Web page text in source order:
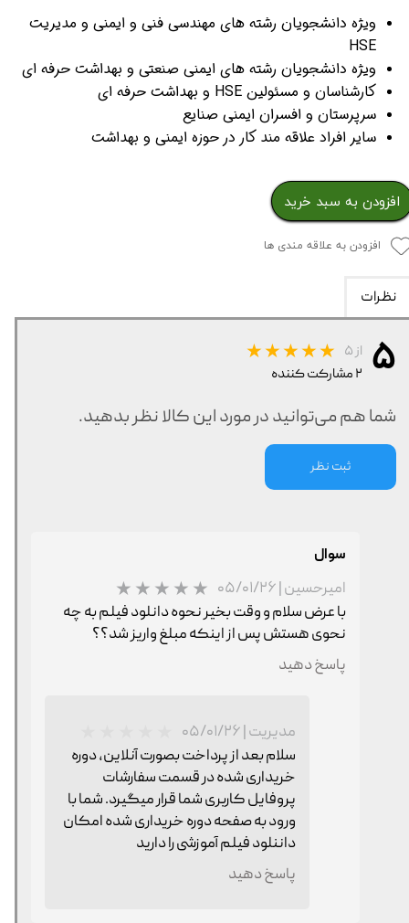
ویژه دانشجویان رشته های مهندسی فنی و ایمنی و مدیریت
HSE
ویژه دانشجویان رشته های ایمنی صنعتی و بهداشت حرفه ای
کارشناسان و مسئولین HSE و بهداشت حرفه ای
سرپرستان و افسران ایمنی صنایع
سایر افراد علاقه مند کار در حوزه ایمنی و بهداشت
افزودن به سبد خرید
افزودن به علاقه مندی ها
نظرات
۵ از ۵
۲ مشارکت کننده
شما هم می‌توانید در مورد این کالا نظر بدهید.
ثبت نظر
سوال
امیرحسین ۰۵/۰۱/۲۶
با عرض سلام و وقت بخیر نحوه دانلود فیلم به چه
نحوی هستش پس از اینکه مبلغ واریز شد؟؟
پاسخ دهید
مدیریت ۰۵/۰۱/۲۶
سلام بعد از پرداخت بصورت آنلاین، دوره
خریداری شده در قسمت سفارشات
پروفایل کاربری شما قرار میگیرد. شما با
ورود به صفحه دوره خریداری شده امکان
داننلود فیلم آموزشی را دارید
پاسخ دهید